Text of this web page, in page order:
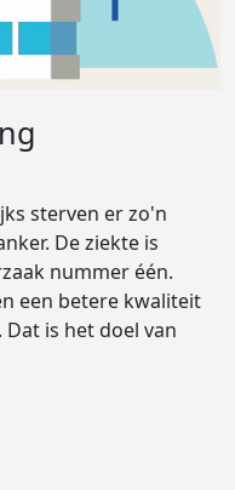
sterven er zo'n
De ziekte is
nummer één.
een betere kwaliteit
is het doel van